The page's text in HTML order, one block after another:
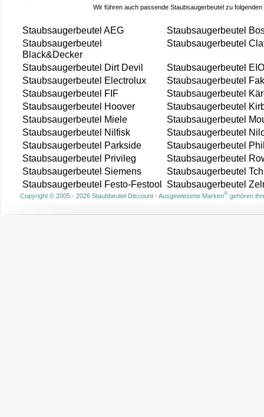
Wir führen auch passende Staubsaugerbeutel zu folgenden
Staubsaugerbeutel AEG
Staubsaugerbeutel
Staubsaugerbeutel
Black&Decker
Staubsaugerbeutel
Staubsaugerbeutel Dirt Devil
Staubsaugerbeutel
Staubsaugerbeutel Electrolux
Staubsaugerbeutel
Staubsaugerbeutel FIF
Staubsaugerbeutel
Staubsaugerbeutel Hoover
Staubsaugerbeutel
Staubsaugerbeutel Miele
Staubsaugerbeutel
Staubsaugerbeutel Nilfisk
Staubsaugerbeutel
Staubsaugerbeutel Parkside
Staubsaugerbeutel
Staubsaugerbeutel Privileg
Staubsaugerbeutel
Staubsaugerbeutel Siemens
Staubsaugerbeutel
Staubsaugerbeutel Festo-Festool
Staubsaugerbeutel
Copyright © 2005 - 2026 Staubbeutel-Discount - Ausgewiesene Marken®gehören